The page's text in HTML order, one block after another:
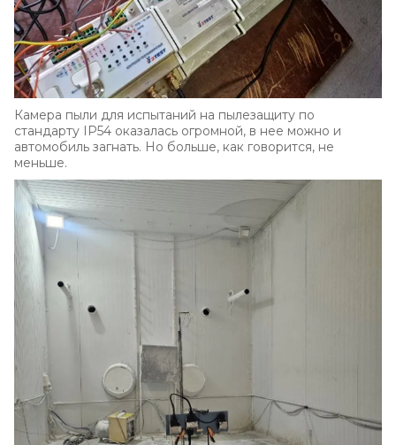
Камера пыли для испытаний на пылезащиту по
стандарту IP54 оказалась огромной, в нее можно и
автомобиль загнать. Но больше, как говорится, не
меньше.